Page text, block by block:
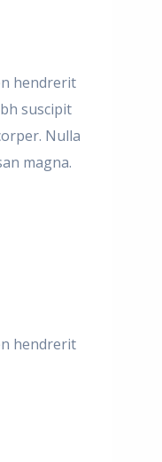
hendrerit
suscipit
Nulla
magna.
hendrerit